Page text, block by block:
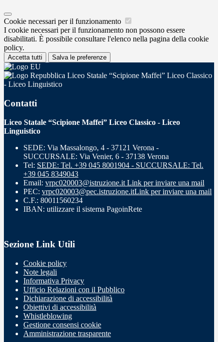
Cookie necessari per il funzionamento
I cookie necessari per il funzionamento non possono essere
disabilitati. È possibile consultare l'elenco nella pagina della cookie
policy.
Accetta tutti Salva le preferenze
Liceo Statale “Scipione Maffei” Liceo Classico
- Liceo Linguistico
Contatti
Liceo Statale “Scipione Maffei” Liceo Classico - Liceo
Linguistico
SEDE: Via Massalongo, 4 - 37121 Verona -
SUCCURSALE: Via Venier, 6 - 37138 Verona
Tel: SEDE: Tel. +39 045 8001904 - SUCCURSALE: Tel.
+39 045 8349043
Email: vrpc020003@istruzione.it Link per inviare una mail
PEC: vrpc020003@pec.istruzione.itLink per inviare una mail
C.F.: 80011560234
IBAN: utilizzare il sistema PagoinRete
Sezione Link Utili
Cookie policy
Note legali
Informativa Privacy
Ufficio Relazioni con il Pubblico
Dichiarazione di accessibilità
Obiettivi di accessibilità
Whistleblowing
Gestione consensi cookie
Amministrazione trasparente